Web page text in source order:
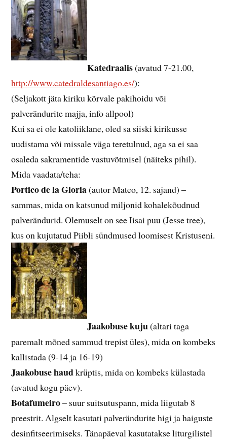
Katedraalis(avatud 7-21.00,
http://www.catedraldesantiago.es/):
(Seljakott jäta kiriku kõrvale pakihoidu või
palverändurite majja, info allpool)
Kui sa ei ole katoliiklane, oled sa siiski kirikusse
uudistama või missale väga teretulnud, aga sa ei saa
osaleda sakramentide vastuvõtmisel (näiteks pihil).
Mida vaadata/teha:
Portico de la Gloria(autor Mateo, 12. sajand) –
sammas, mida on katsunud miljonid kohalekõudnud
palverändurid. Olemuselt on see Iisai puu (Jesse tree),
kus on kujutatud Piibli sündmused loomisest Kristuseni.
Jaakobuse kuju(altari taga
paremalt mõned sammud trepist üles), mida on kombeks
kallistada (9-14 ja 16-19)
Jaakobuse haudkrüptis, mida on kombeks külastada
(avatud kogu päev).
Botafumeiro– suur suitsutuspann, mida liigutab 8
preestrit. Algselt kasutati palverändurite higi ja haiguste
desinfitseerimiseks. Tänapäeval kasutatakse liturgilistel